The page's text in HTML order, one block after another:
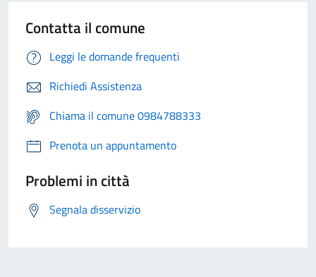
Contatta il comune
Leggi le domande frequenti
Richiedi Assistenza
Chiama il comune 0984788333
Prenota un appuntamento
Problemi in città
Segnala disservizio